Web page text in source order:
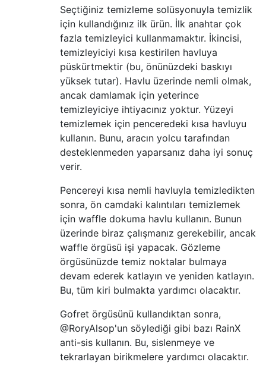
Seçtiğiniz temizleme solüsyonuyla temizlik
için kullandığınız ilk ürün. İlk anahtar çok
fazla temizleyici kullanmamaktır. İkincisi,
temizleyiciyi kısa kestirilen havluya
püskürtmektir (bu, önünüzdeki baskıyı
yüksek tutar). Havlu üzerinde nemli olmak,
ancak damlamak için yeterince
temizleyiciye ihtiyacınız yoktur. Yüzeyi
temizlemek için penceredeki kısa havluyu
kullanın. Bunu, aracın yolcu tarafından
desteklenmeden yaparsanız daha iyi sonuç
verir.
Pencereyi kısa nemli havluyla temizledikten
sonra, ön camdaki kalıntıları temizlemek
için waffle dokuma havlu kullanın. Bunun
üzerinde biraz çalışmanız gerekebilir, ancak
waffle örgüsü işi yapacak. Gözleme
örgüsünüzde temiz noktalar bulmaya
devam ederek katlayın ve yeniden katlayın.
Bu, tüm kiri bulmakta yardımcı olacaktır.
Gofret örgüsünü kullandıktan sonra,
@RoryAlsop'un söylediği gibi bazı RainX
anti-sis kullanın. Bu, sislenmeye ve
tekrarlayan birikmelere yardımcı olacaktır.